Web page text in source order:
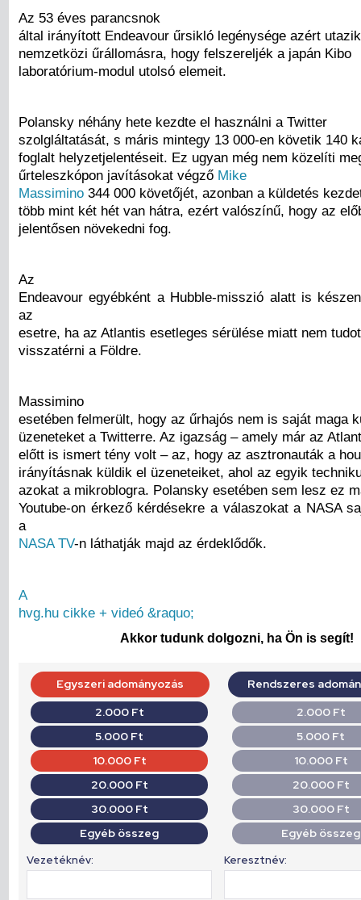
Az 53 éves parancsnok
által irányított Endeavour űrsikló legénysége azért
nemzetközi űrállomásra, hogy felszereljék a japán Kibo
laboratórium-modul utolsó elemeit.
Polansky néhány hete kezdte el használni a Twitter
szolgláltatását, s máris mintegy 13 000-en követik 140
foglalt helyzetjelentéseit. Ez ugyan még nem közelíti
űrteleszkópon javításokat végző Mike
Massimino 344 000 követőjét, azonban a küldetés
több mint két hét van hátra, ezért valószínű, hogy az
jelentősen növekedni fog.
Az
Endeavour egyébként a Hubble-misszió alatt is
az
esetre, ha az Atlantis esetleges sérülése miatt nem
visszatérni a Földre.
Massimino
esetében felmerült, hogy az űrhajós nem is saját maga
üzeneteket a Twitterre. Az igazság – amely már az
előtt is ismert tény volt – az, hogy az asztronauták a
irányításnak küldik el üzeneteiket, ahol az egyik
azokat a mikroblogra. Polansky esetében sem lesz ez
Youtube-on érkező kérdésekre a válaszokat a NASA
a
NASA TV-n láthatják majd az érdeklődők.
A
hvg.hu cikke + videó &raquo;
Akkor tudunk dolgozni, ha Ön is segít!